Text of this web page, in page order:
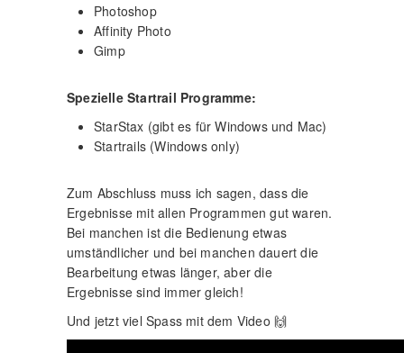
Photoshop
Affinity Photo
Gimp
Spezielle Startrail Programme:
StarStax (gibt es für Windows und Mac)
Startrails (Windows only)
Zum Abschluss muss ich sagen, dass die
Ergebnisse mit allen Programmen gut waren.
Bei manchen ist die Bedienung etwas
umständlicher und bei manchen dauert die
Bearbeitung etwas länger, aber die
Ergebnisse sind immer gleich!
Und jetzt viel Spass mit dem Video 🙌